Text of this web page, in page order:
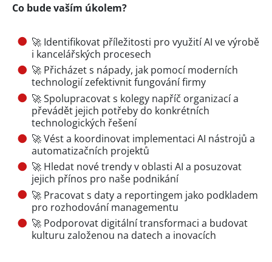
Co bude vaším úkolem?
🚀 Identifikovat příležitosti pro využití AI ve výrobě
i kancelářských procesech
🚀 Přicházet s nápady, jak pomocí moderních
technologií zefektivnit fungování firmy
🚀 Spolupracovat s kolegy napříč organizací a
převádět jejich potřeby do konkrétních
technologických řešení
🚀 Vést a koordinovat implementaci AI nástrojů a
automatizačních projektů
🚀 Hledat nové trendy v oblasti AI a posuzovat
jejich přínos pro naše podnikání
🚀 Pracovat s daty a reportingem jako podkladem
pro rozhodování managementu
🚀 Podporovat digitální transformaci a budovat
kulturu založenou na datech a inovacích